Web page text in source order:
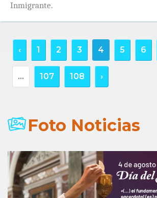
Inmigrante.
‹ 1 2 3 4 5 6
... 107 108 ›
Foto Noticias